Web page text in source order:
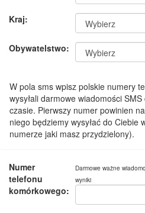
Kraj:
Obywatelstwo:
W pola sms wpisz polskie numery
wysyłali darmowe wiadomości
czasie. Pierwszy numer powinien
niego będziemy wysyłać do Ciebie
numerze jaki masz przydzielony).
Numer
telefonu
komórkowego:
Darmowe ważne
wyniki